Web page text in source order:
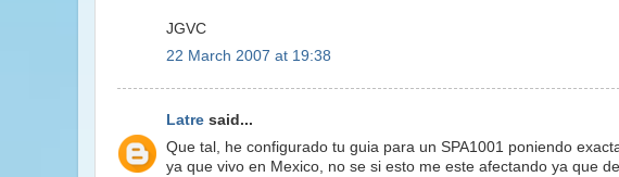
JGVC
22 March 2007 at 19:38
Latre said...
Que tal, he configurado tu guia para un SPA1001 poniendo
ya que vivo en Mexico, no se si esto me este afectando ya que